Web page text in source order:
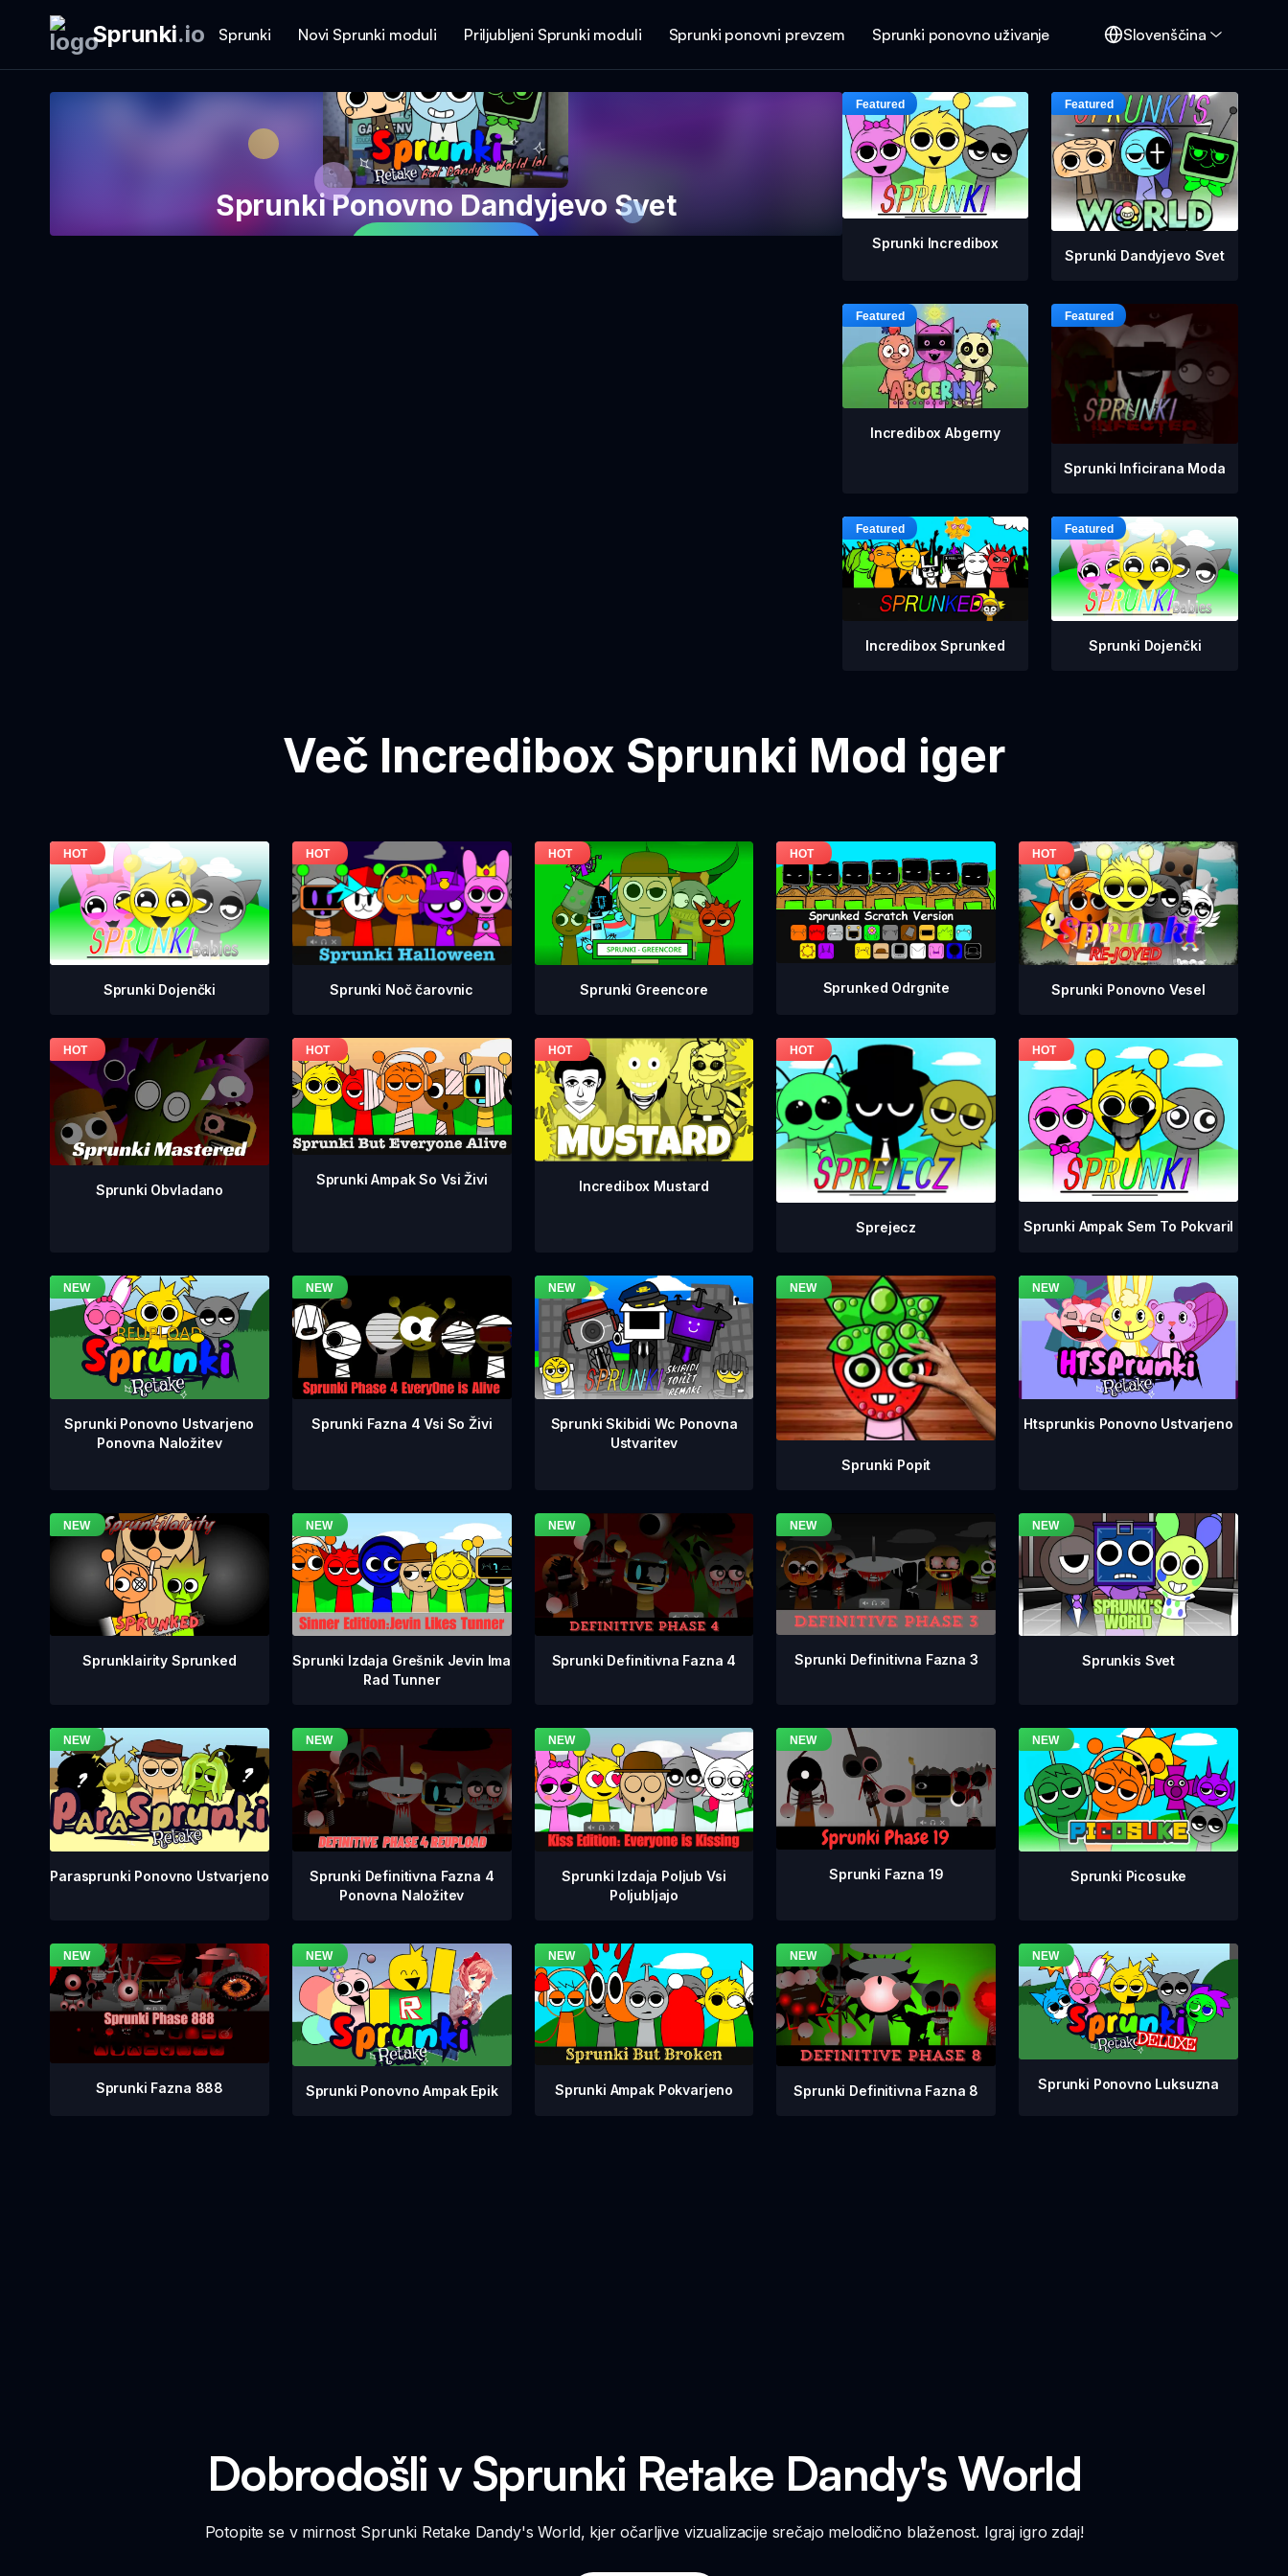
Sprunki.io Sprunki Novi Sprunki moduli Priljubljeni Sprunki moduli Sprunki ponovni prevzem Sprunki ponovno uživanje Slovenščina
Sprunki Ponovno Dandyjevo Svet
Sprunki Incredibox
Sprunki Dandyjevo Svet
Incredibox Abgerny
Sprunki Inficirana Moda
Incredibox Sprunked Sprunki Dojenčki
Več Incredibox Sprunki Mod iger
Sprunki Dojenčki Sprunki Noč čarovnic Sprunki Greencore Sprunked Odrgnite Sprunki Ponovno Vesel
Sprunki Obvladano
Sprunki Ampak So Vsi Živi Incredibox Mustard
Sprejecz Sprunki Ampak Sem To Pokvaril
Sprunki Ponovno Ustvarjeno
Ponovna Naložitev
Sprunki Fazna 4 Vsi So Živi
Sprunki Skibidi Wc Ponovna
Ustvaritev
Sprunki Popit
Htsprunkis Ponovno Ustvarjeno
Sprunklairity Sprunked
Sprunki Izdaja Grešnik Jevin Ima
Rad Tunner
Sprunki Definitivna Fazna 4 Sprunki Definitivna Fazna 3 Sprunkis Svet
Parasprunki Ponovno Ustvarjeno
Sprunki Definitivna Fazna 4
Ponovna Naložitev
Sprunki Izdaja Poljub Vsi
Poljubljajo
Sprunki Fazna 19 Sprunki Picosuke
Sprunki Fazna 888 Sprunki Ponovno Ampak Epik Sprunki Ampak Pokvarjeno Sprunki Definitivna Fazna 8 Sprunki Ponovno Luksuzna
Dobrodošli v Sprunki Retake Dandy's World
Potopite se v mirnost Sprunki Retake Dandy's World, kjer očarljive vizualizacije srečajo melodično blaženost. Igraj igro zdaj!